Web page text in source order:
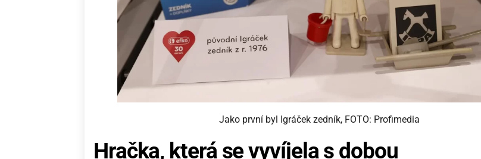
Jako první byl Igráček zedník, FOTO: Profimedia
Hračka, která se vyvíjela s dobou